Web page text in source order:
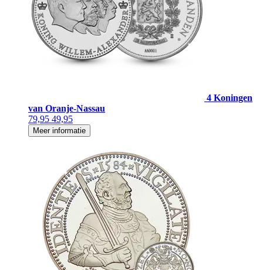
4 Koningen
van Oranje-Nassau
79,95 49,95
Meer informatie